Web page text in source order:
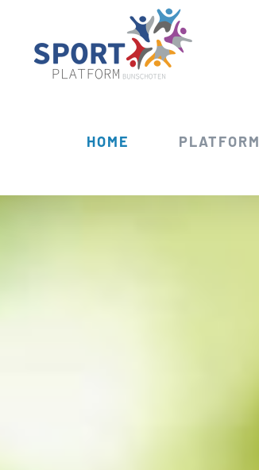
inhoud
HOME PLATFORM